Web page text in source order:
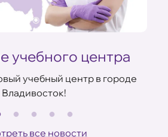
учебного центра
учебный центр в городе
Владивосток!
все новости